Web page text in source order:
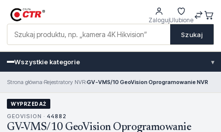
Szukaj
ZalogujUlubione
Wszystkie kategorie ▾
Strona główna›Rejestratory NVR›GV-VMS/10 GeoVision Oprogramowanie NVR
WYPRZEDAŻ
GEOVISION · 44882
GV-VMS/10 GeoVision Oprogramowanie